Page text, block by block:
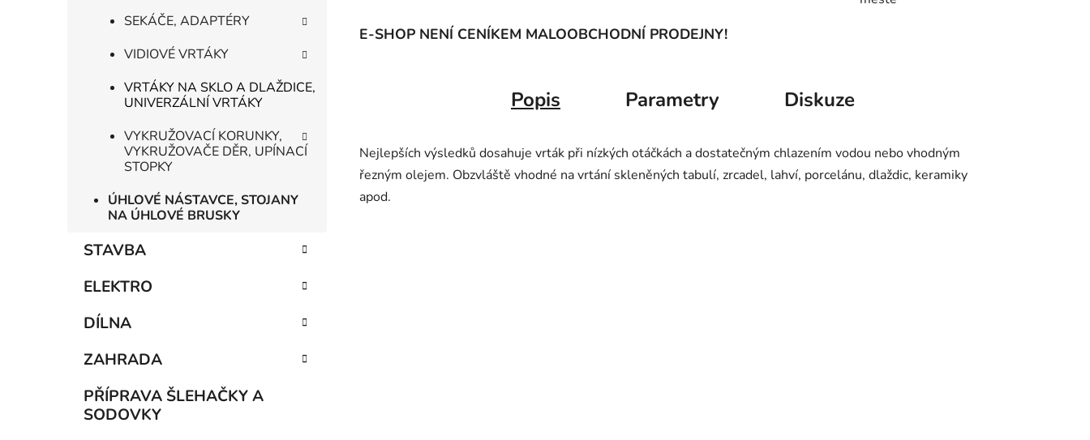
SEKÁČE, ADAPTÉRY
VIDIOVÉ VRTÁKY
VRTÁKY NA SKLO A DLAŽDICE,
UNIVERZÁLNÍ VRTÁKY
VYKRUŽOVACÍ KORUNKY,
VYKRUŽOVAČE DĚR, UPÍNACÍ
STOPKY
ÚHLOVÉ NÁSTAVCE, STOJANY
NA ÚHLOVÉ BRUSKY
STAVBA
ELEKTRO
DÍLNA
ZAHRADA
PŘÍPRAVA ŠLEHAČKY A
SODOVKY
E-SHOP NENÍ CENÍKEM MALOOBCHODNÍ PRODEJNY!
Popis Parametry Diskuze
Nejlepších výsledků dosahuje vrták při nízkých otáčkách a dostatečným chlazením vodou nebo vhodným
řezným olejem. Obzvláště vhodné na vrtání skleněných tabulí, zrcadel, lahví, porcelánu, dlaždic, keramiky
apod.